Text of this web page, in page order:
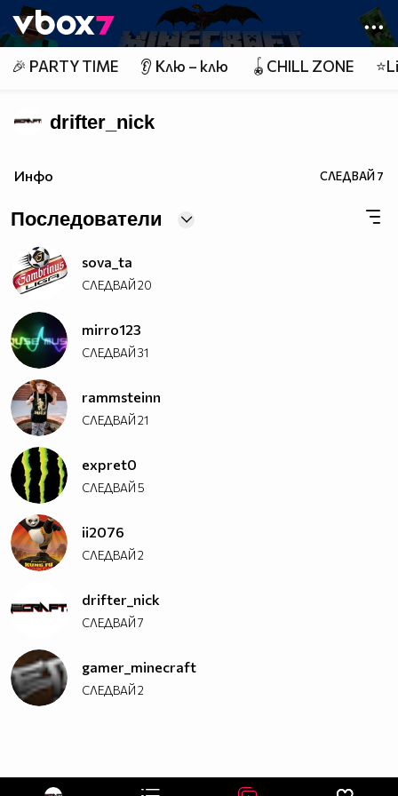
Member of
👾
🎉 PARTY TIME 👂 Клю – клю 🪀CHILL ZONE
drifter_nick
Инфо СЛЕДВАЙ7
Последователи
sova_ta
СЛЕДВАЙ20
mirro123
СЛЕДВАЙ31
rammsteinn
СЛЕДВАЙ21
expret0
СЛЕДВАЙ5
ii2076
СЛЕДВАЙ2
drifter_nick
СЛЕДВАЙ7
gamer_minecraft
СЛЕДВАЙ2